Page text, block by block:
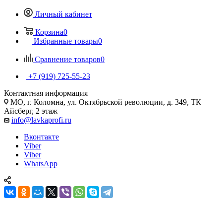
Личный кабинет
Корзина0
Избранные товары0
Сравнение товаров0
+7 (919) 725-55-23
Контактная информация
МО, г. Коломна, ул. Октябрьской революции, д. 349, ТК
Айсберг, 2 этаж
info@lavkaprofi.ru
Вконтакте
Viber
Viber
WhatsApp